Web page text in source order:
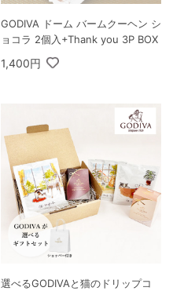
GODIVA ドーム バームクーヘン シ
ョコラ 2個入+Thank you 3P BOX
1,400円
選べるGODIVAと猫のドリップコ